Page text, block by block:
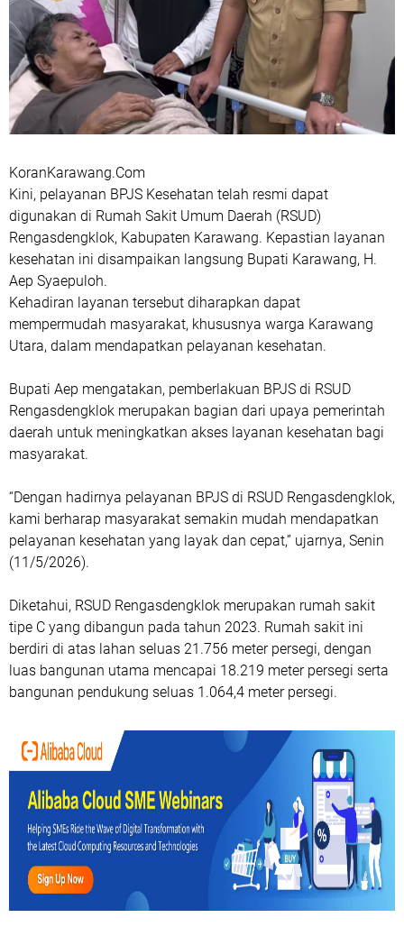
KoranKarawang.Com
Kini, pelayanan BPJS Kesehatan telah resmi dapat
digunakan di Rumah Sakit Umum Daerah (RSUD)
Rengasdengklok, Kabupaten Karawang. Kepastian layanan
kesehatan ini disampaikan langsung Bupati Karawang, H.
Aep Syaepuloh.
Kehadiran layanan tersebut diharapkan dapat
mempermudah masyarakat, khususnya warga Karawang
Utara, dalam mendapatkan pelayanan kesehatan.
Bupati Aep mengatakan, pemberlakuan BPJS di RSUD
Rengasdengklok merupakan bagian dari upaya pemerintah
daerah untuk meningkatkan akses layanan kesehatan bagi
masyarakat.
“Dengan hadirnya pelayanan BPJS di RSUD Rengasdengklok,
kami berharap masyarakat semakin mudah mendapatkan
pelayanan kesehatan yang layak dan cepat,” ujarnya, Senin
(11/5/2026).
Diketahui, RSUD Rengasdengklok merupakan rumah sakit
tipe C yang dibangun pada tahun 2023. Rumah sakit ini
berdiri di atas lahan seluas 21.756 meter persegi, dengan
luas bangunan utama mencapai 18.219 meter persegi serta
bangunan pendukung seluas 1.064,4 meter persegi.